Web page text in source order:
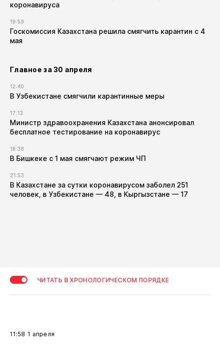
коронавируса
19:59
Госкомиссия Казахстана решила смягчить карантин с 4
мая
Главное за 30 апреля
12:40
В Узбекистане смягчили карантинные меры
17:13
Министр здравоохранения Казахстана анонсировал
бесплатное тестирование на коронавирус
18:38
В Бишкеке с 1 мая смягчают режим ЧП
21:53
В Казахстане за сутки коронавирусом заболел 251
человек, в Узбекистане — 48, в Кыргызстане — 17
ЧИТАТЬ В ХРОНОЛОГИЧЕСКОМ ПОРЯДКЕ
11:58 1 апреля